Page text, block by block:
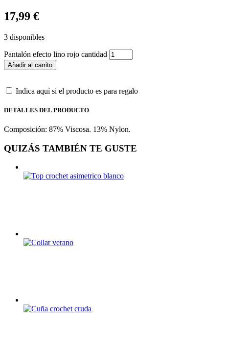
17,99 €
3 disponibles
Pantalón efecto lino rojo cantidad
Añadir al carrito
Indica aquí si el producto es para regalo
DETALLES DEL PRODUCTO
Composición: 87% Viscosa. 13% Nylon.
QUIZÁS TAMBIÉN TE GUSTE